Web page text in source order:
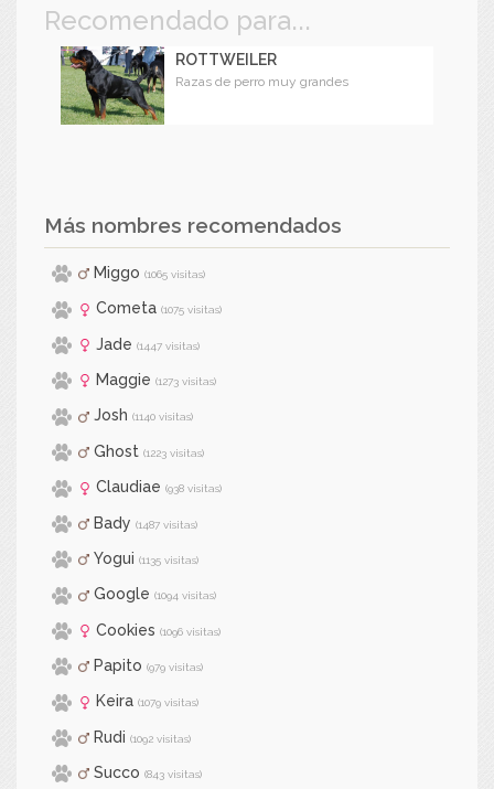
Recomendado para...
ROTTWEILER
Razas de perro muy grandes
Más nombres recomendados
Miggo (1065 visitas)
Cometa (1075 visitas)
Jade (1447 visitas)
Maggie (1273 visitas)
Josh (1140 visitas)
Ghost (1223 visitas)
Claudiae (938 visitas)
Bady (1487 visitas)
Yogui (1135 visitas)
Google (1094 visitas)
Cookies (1096 visitas)
Papito (979 visitas)
Keira (1079 visitas)
Rudi (1092 visitas)
Succo (843 visitas)